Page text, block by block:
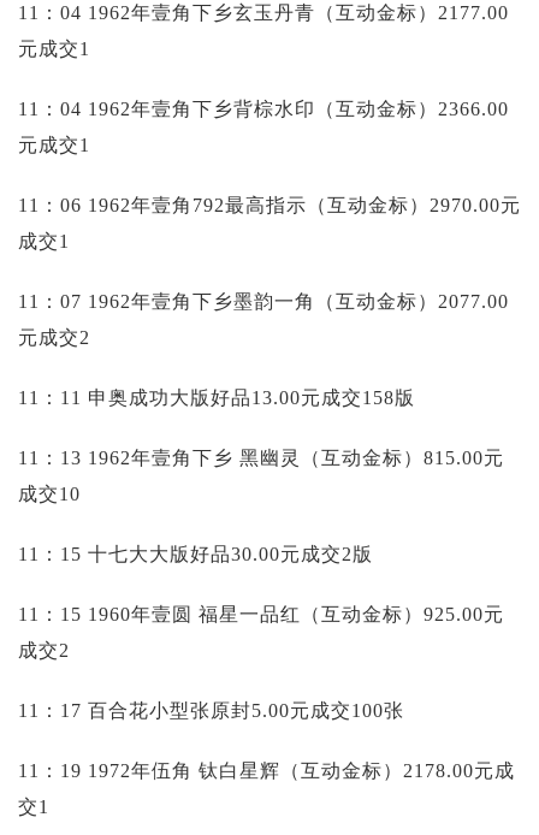
11：04 1962年壹角下乡玄玉丹青（互动金标）2177.00
元成交1
11：04 1962年壹角下乡背棕水印（互动金标）2366.00
元成交1
11：06 1962年壹角792最高指示（互动金标）2970.00元
成交1
11：07 1962年壹角下乡墨韵一角（互动金标）2077.00
元成交2
11：11 申奥成功大版好品13.00元成交158版
11：13 1962年壹角下乡 黑幽灵（互动金标）815.00元
成交10
11：15 十七大大版好品30.00元成交2版
11：15 1960年壹圆 福星一品红（互动金标）925.00元
成交2
11：17 百合花小型张原封5.00元成交100张
11：19 1972年伍角 钛白星辉（互动金标）2178.00元成
交1